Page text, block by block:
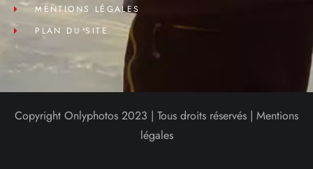
MENTIONS LÉGALES
PLAN DU SITE
Copyright Onlyphotos 2023 | Tous droits réservés | Mentions
légales